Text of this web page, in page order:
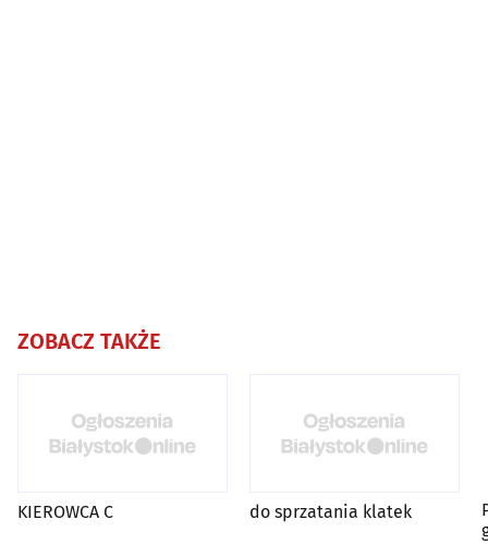
ZOBACZ TAKŻE
KIEROWCA C do sprzatania klatek